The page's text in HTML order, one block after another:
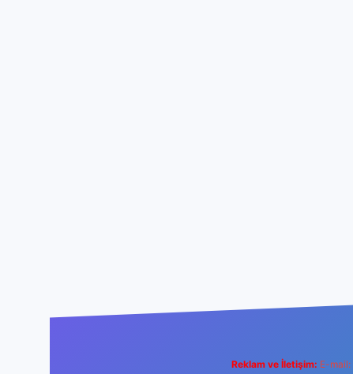
Reklam ve İletişim: E-mail: